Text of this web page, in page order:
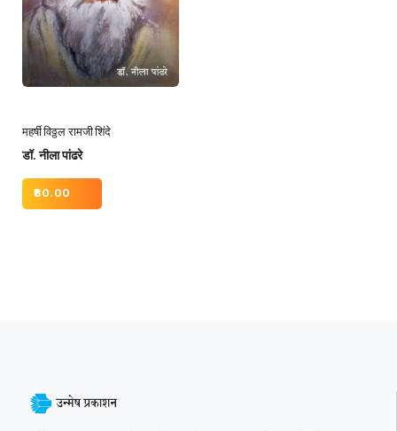
महर्षी विठ्ठल रामजी शिंदे
डॉ. नीला पांढरे
80.00